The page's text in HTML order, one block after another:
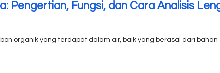
Pengertian, Fungsi, dan Cara Analisis
organik yang terdapat dalam air, baik yang berasal dari bahan